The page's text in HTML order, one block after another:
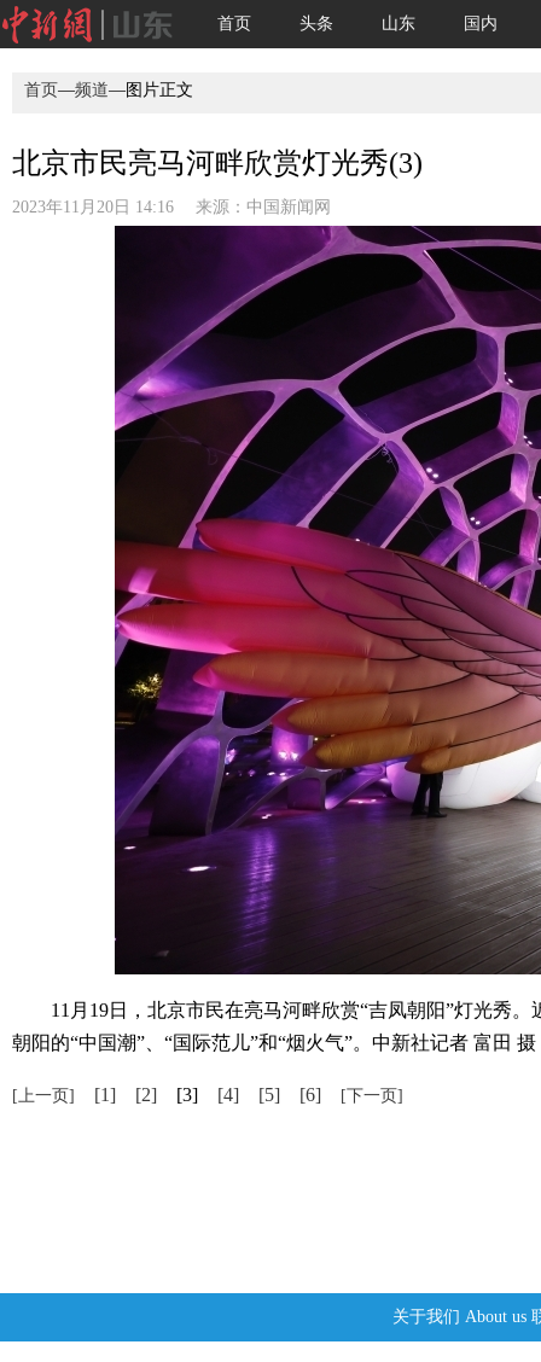
首页 头条 山东 国内
首页—频道—图片正文
北京市民亮马河畔欣赏灯光秀(3)
2023年11月20日 14:16 来源： 中国新闻网
11月19日，北京市民在亮马河畔欣赏“吉凤朝阳”灯光秀。
朝阳的“中国潮”、“国际范儿”和“烟火气”。中新社记者 富田 摄
[上一页] [1] [2] [3] [4] [5] [6] [下一页]
关于我们 About us